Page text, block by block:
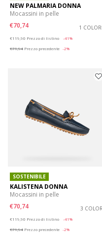
NEW PALMARIA DONNA
Mocassini in pelle
€70,74
1
€119,90 Prezzo di listino
-41%
€71,94 Prezzo precedente -2%
SOSTENIBILE
KALISTENA DONNA
Mocassini in pelle
€70,74
3
€119,90 Prezzo di listino
-41%
€71,94 Prezzo precedente -2%